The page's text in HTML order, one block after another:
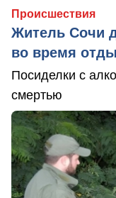
Происшествия
Житель Сочи
во время
Посиделки с
смертью